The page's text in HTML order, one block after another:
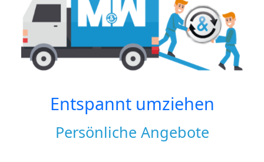
Entspannt umziehen
Persönliche Angebote